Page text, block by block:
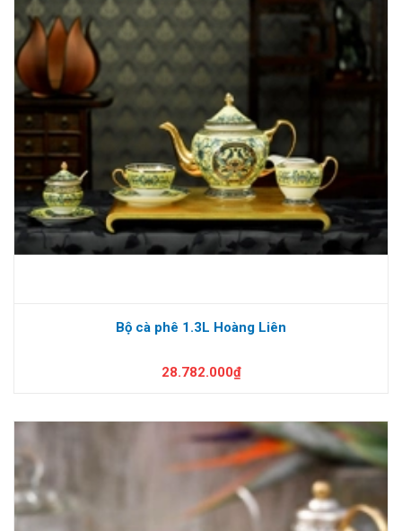
Bộ cà phê 1.3L Hoàng Liên
28.782.000₫